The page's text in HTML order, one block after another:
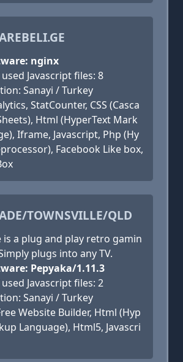
nginx
Javascript files: 8
Sanayi / Turkey
StatCounter, CSS (Casca
Html (HyperText Mark
Iframe, Javascript, Php (Hy
Facebook Like box,
TOWNSVILLE/QLD
is a plug and play retro gamin
plugs into any TV.
Pepyaka/1.11.3
Javascript files: 2
Sanayi / Turkey
Website Builder, Html (Hyp
Language), Html5, Javascri